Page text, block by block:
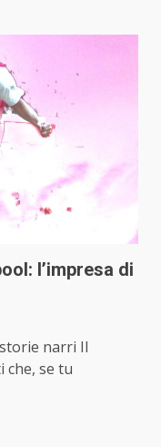
l’impresa di
narri Il
che, se tu